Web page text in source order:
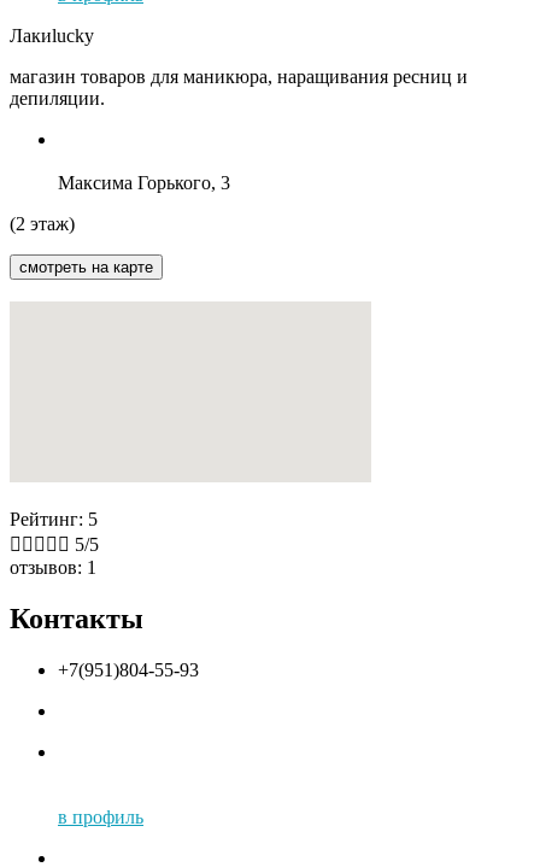
Лакиlucky
магазин товаров для маникюра, наращивания ресниц и
депиляции.
Максима Горького, 3
(2 этаж)
смотреть на карте
Рейтинг: 5
     5/5
отзывов: 1
Контакты
+7(951)804-55-93
в профиль